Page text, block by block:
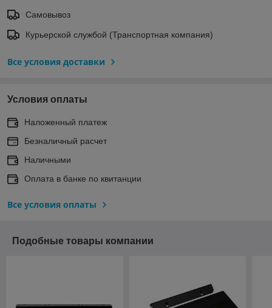
Самовывоз
Курьерской службой (Транспортная компания)
Все условия доставки
Условия оплаты
Наложенный платеж
Безналичный расчет
Наличными
Оплата в банке по квитанции
Все условия оплаты
Подобные товары компании